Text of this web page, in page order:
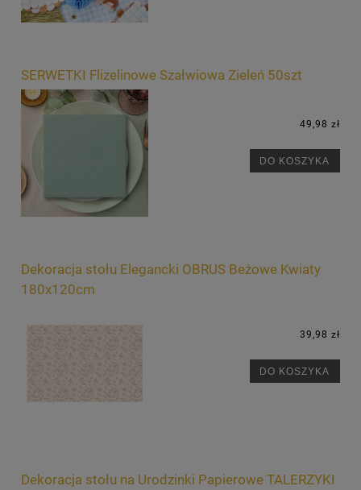
SERWETKI Flizelinowe Szałwiowa Zieleń 50szt
49,98 zł
DO KOSZYKA
Dekoracja stołu Elegancki OBRUS Beżowe Kwiaty
180x120cm
39,98 zł
DO KOSZYKA
Dekoracja stołu na Urodzinki Papierowe TALERZYKI